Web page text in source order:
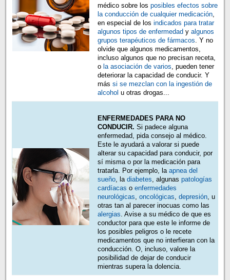
médico sobre los posibles efectos sobre
la conducción de cualquier medicación,
en especial de los indicados para tratar
algunos tipos de enfermedad y algunos
grupos terapéuticos de fármacos. Y no
olvide que algunos medicamentos,
incluso algunos que no precisan receta,
o la asociación de varios, pueden tener
deteriorar la capacidad de conducir. Y
más si se mezclan con la ingestión de
alcohol u otras drogas...
ENFERMEDADES PARA NO
CONDUCIR. Si padece alguna
enfermedad, pida consejo al médico.
Este le ayudará a valorar si puede
alterar su capacidad para conducir, por
sí misma o por la medicación para
tratarla. Por ejemplo, la apnea del
sueño, la diabetes, algunas patologías
cardíacas o enfermedades
neurológicas, oncológicas, depresión, u
otras tan al parecer inocuas como las
alergias. Avise a su médico de que es
conductor para que este le informe de
los posibles peligros o le recete
medicamentos que no interfieran con la
conducción. O, incluso, valore la
posibilidad de dejar de conducir
mientras supera la dolencia.